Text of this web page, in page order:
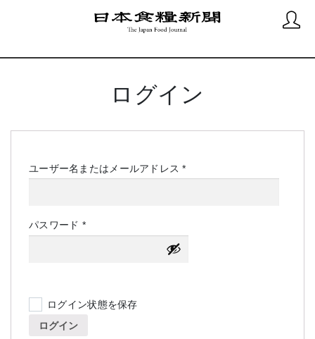
ログイン
ユーザー名またはメールアドレス*必
パスワード *必
須
ログイン状態を保存
ログイン